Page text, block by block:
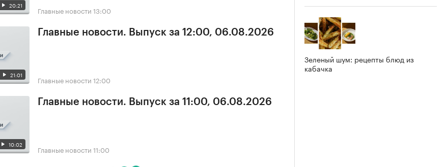
20:21 Главные новости 13:00
21:01
Главные новости. Выпуск за 12:00, 06.08.2026
Главные новости 12:00
10:02
Главные новости. Выпуск за 11:00, 06.08.2026
Главные новости 11:00
Зеленый шум: рецепты блюд из
кабачка